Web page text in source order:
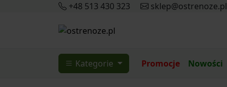
+48 513 430 323 sklep@ostrenoze.pl
Kategorie Promocje Nowości